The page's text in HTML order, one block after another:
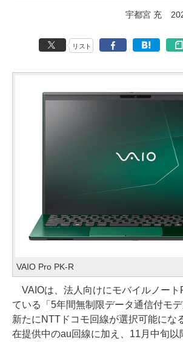
宇都宮 充
リスト
VAIO Pro PK-R
VAIOは、法人向けにモバイルノート
ている「5年間無制限データ通信付モデ
新たにNTTドコモ回線が選択可能にな
在提供中のau回線に加え、11月中旬以